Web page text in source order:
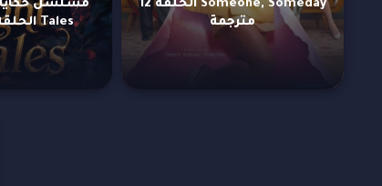
Someone, Someday الحلقة 12
مترجمة
Tales الحلقة 17 مترجمة